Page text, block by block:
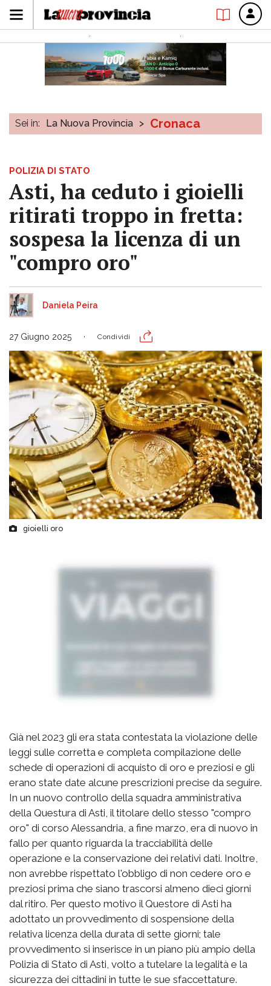
Sei in: La Nuova Provincia > Cronaca
POLIZIA DI STATO
Asti, ha ceduto i gioielli
ritirati troppo in fretta:
sospesa la licenza di un
"compro oro"
Daniela Peira
27 Giugno 2025 Condividi
gioielli oro
Già nel 2023 gli era stata contestata la violazione delle
leggi sulle corretta e completa compilazione delle
schede di operazioni di acquisto di oro e preziosi e gli
erano state date alcune prescrizioni precise da seguire.
In un nuovo controllo della squadra amministrativa
della Questura di Asti, il titolare dello stesso "compro
oro" di corso Alessandria, a fine marzo, era di nuovo in
fallo per quanto riguarda la tracciabilità delle
operazione e la conservazione dei relativi dati. Inoltre,
non avrebbe rispettato l'obbligo di non cedere oro e
preziosi prima che siano trascorsi almeno dieci giorni
dal ritiro. Per questo motivo il Questore di Asti ha
adottato un provvedimento di sospensione della
relativa licenza della durata di sette giorni; tale
provvedimento si inserisce in un piano più ampio della
Polizia di Stato di Asti, volto a tutelare la legalità e la
sicurezza dei cittadini in tutte le sue sfaccettature.